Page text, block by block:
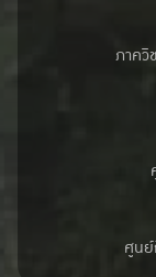
ภาควิ
ศูน